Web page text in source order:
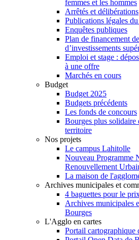
femmes et les hommes
Arrêtés et délibérations
Publications légales
Enquêtes publiques
Plan de financement
d’investissements
Emploi et stage :
à une offre
Marchés en cours
Budget
Budget 2025
Budgets précédents
Les fonds de concours
Bourges plus solidaire
territoire
Nos projets
Le campus Lahitolle
Nouveau Programme
Renouvellement
La maison de
Archives municipales et
4 baguettes pour le
Archives municipales
Bourges
L'Agglo en cartes
Portail cartographique